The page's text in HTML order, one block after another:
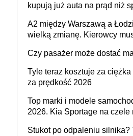
kupują już auta na prąd niż
A2 między Warszawą a
wielką zmianę. Kierowcy
Czy pasażer może dostać
Tyle teraz kosztuje za
za prędkość 2026
Top marki i modele
2026. Kia Sportage na czele
Stukot po odpaleniu silnika?